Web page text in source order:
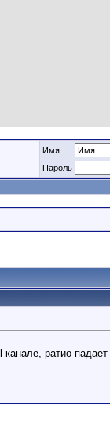
Имя
Пароль
ратио